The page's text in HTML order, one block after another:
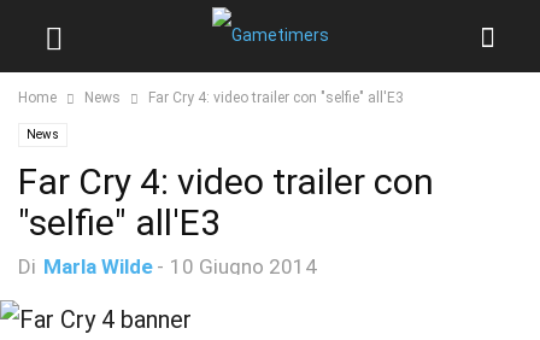
Home News Far Cry 4: video trailer con "selfie" all'E3
News
Far Cry 4: video trailer con
"selfie" all'E3
Di Marla Wilde - 10 Giugno 2014